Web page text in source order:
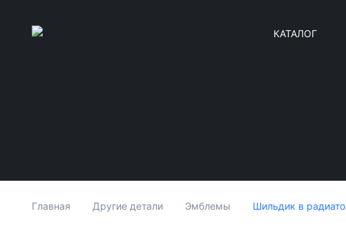
КАТАЛОГ
Главная Другие детали Эмблемы Шильдик в